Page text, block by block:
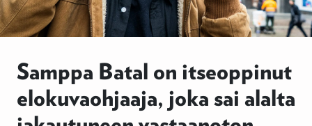
Samppa Batal on itseoppinut
elokuvaohjaaja, joka sai alalta